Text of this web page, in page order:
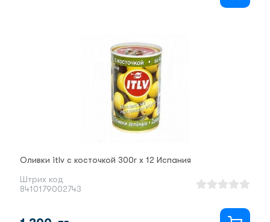
Оливки itlv с косточкой 300г х 12 Испания
Штрих код
8410179002743